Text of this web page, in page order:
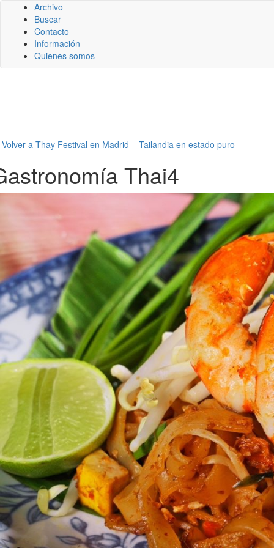
Archivo
Buscar
Contacto
Información
Quienes somos
Volver a Thay Festival en Madrid – Tailandia en estado puro
Thai4